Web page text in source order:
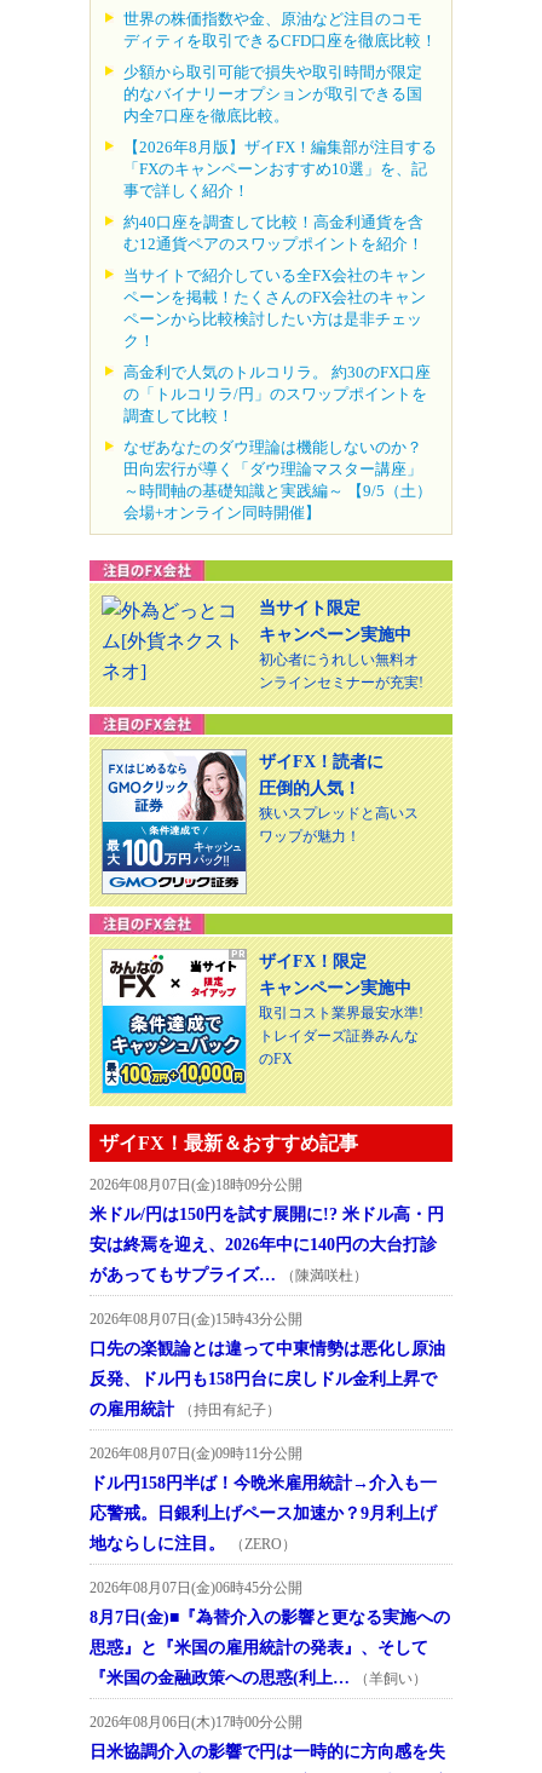
世界の株価指数や金、原油など注目のコモ
ディティを取引できるCFD口座を徹底比較！
少額から取引可能で損失や取引時間が限定
的なバイナリーオプションが取引できる国
内全7口座を徹底比較。
【2026年8月版】ザイFX！編集部が注目する
「FXのキャンペーンおすすめ10選」を、記
事で詳しく紹介！
約40口座を調査して比較！高金利通貨を含
む12通貨ペアのスワップポイントを紹介！
当サイトで紹介している全FX会社のキャン
ペーンを掲載！たくさんのFX会社のキャン
ペーンから比較検討したい方は是非チェッ
ク！
高金利で人気のトルコリラ。 約30のFX口座
の「トルコリラ/円」のスワップポイントを
調査して比較！
なぜあなたのダウ理論は機能しないのか？
田向宏行が導く「ダウ理論マスター講座」
～時間軸の基礎知識と実践編～ 【9/5（土）
会場+オンライン同時開催】
当サイト限定
キャンペーン実施中
初心者にうれしい無料オ
ンラインセミナーが充実!
ザイFX！読者に
圧倒的人気！
狭いスプレッドと高いス
ワップが魅力！
ザイFX！限定
キャンペーン実施中
取引コスト業界最安水準!
トレイダーズ証券みんな
のFX
ザイFX！最新＆おすすめ記事
2026年08月07日(金)18時09分公開
米ドル/円は150円を試す展開に!? 米ドル高・円
安は終焉を迎え、2026年中に140円の大台打診
があってもサプライズ…
（陳満咲杜）
2026年08月07日(金)15時43分公開
口先の楽観論とは違って中東情勢は悪化し原油
反発、ドル円も158円台に戻しドル金利上昇で
の雇用統計
（持田有紀子）
2026年08月07日(金)09時11分公開
ドル円158円半ば！今晩米雇用統計→介入も一
応警戒。日銀利上げペース加速か？9月利上げ
地ならしに注目。
（ZERO）
2026年08月07日(金)06時45分公開
8月7日(金)■『為替介入の影響と更なる実施への
思惑』と『米国の雇用統計の発表』、そして
『米国の金融政策への思惑(利上…
（羊飼い）
2026年08月06日(木)17時00分公開
日米協調介入の影響で円は一時的に方向感を失